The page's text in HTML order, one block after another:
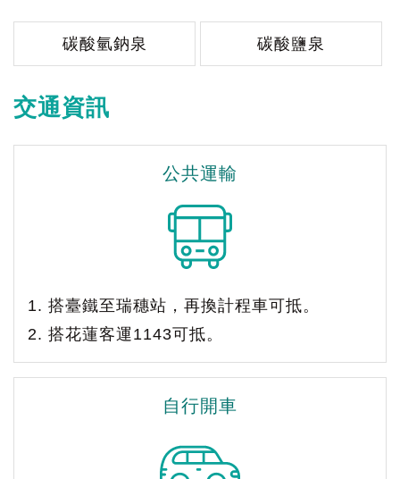
碳酸氫鈉泉 碳酸鹽泉
交通資訊
公共運輸
1. 搭臺鐵至瑞穗站，再換計程車可抵。
2. 搭花蓮客運1143可抵。
自行開車